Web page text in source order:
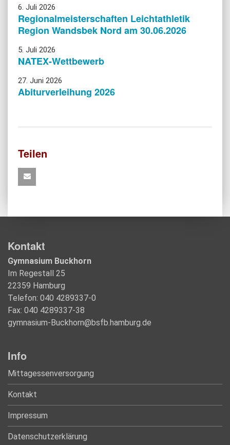
6. Juli 2026
Regionalmeisterschaften Leichtathletik
Region Wandsbek Nord am 30.06.2026
5. Juli 2026
NATEX-Wettbewerb
27. Juni 2026
Abiturverleihung 2026
Teilen
Kontakt
Gymnasium Buckhorn
Im Regestall 25
22359 Hamburg
Telefon: 040 4289337-0
Fax: 040 4289337-38
gymnasium-Buckhorn@bsfb.hamburg.de
Info
Mittagessenversorgung
Kontakt
Impressum
Datenschutzerklärung